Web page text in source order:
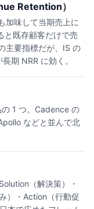
Retention）
加味して当期売上に
と既存顧客だけで売
主要指標だが、IS の
期 NRR に効く。
1 つ。Cadence の
などと並んで北
（解決策）・
）・Action（行動促